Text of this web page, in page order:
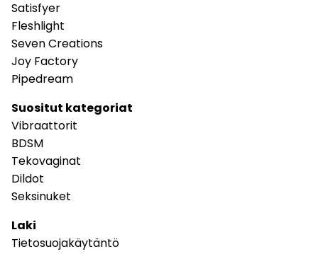
Satisfyer
Fleshlight
Seven Creations
Joy Factory
Pipedream
Suositut kategoriat
Vibraattorit
BDSM
Tekovaginat
Dildot
Seksinuket
Laki
Tietosuojakäytäntö